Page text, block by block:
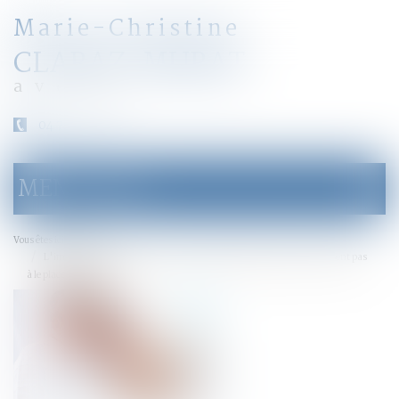
Marie-Christine
CLARAZ-MURAT
avocat
le
menu
MENU
Vous êtes ici :
L'important patrimoine et la nature influençable du majeur ne suffisent pas
à le placer sous tutelle